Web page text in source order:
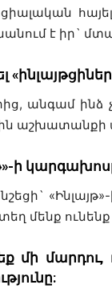
է իր`
«ինլայթցիներ
անգամ ինձ
աշխատանքի
ի
մենք
մի մարդու,